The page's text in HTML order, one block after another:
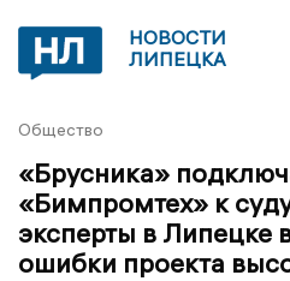
НОВОСТИ
ЛИПЕЦКА
Общество
«Брусника»
«Бимпромтех» к
эксперты в Липецке
ошибки проекта